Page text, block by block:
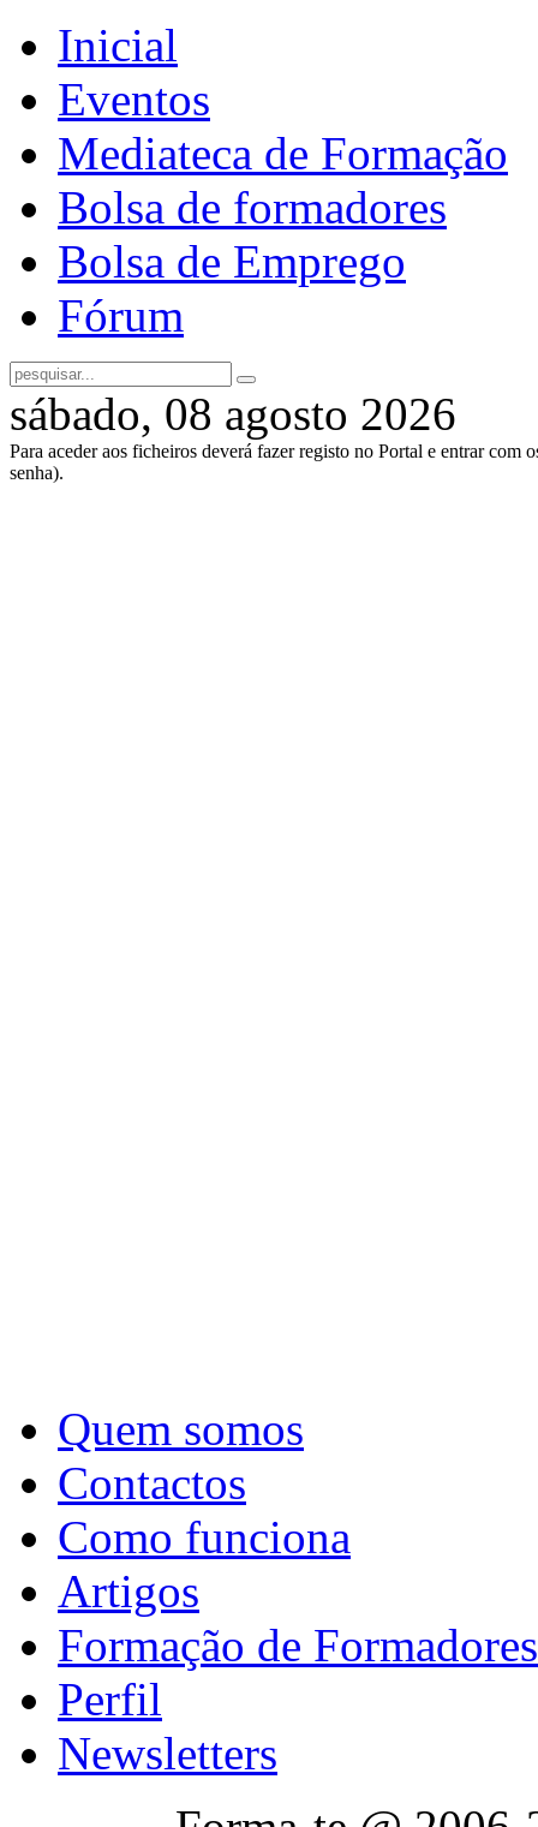
Inicial
Eventos
Mediateca de Formação
Bolsa de formadores
Bolsa de Emprego
Fórum
sábado, 08 agosto 2026
Para aceder aos ficheiros deverá fazer registo no Portal e entrar com
senha).
Quem somos
Contactos
Como funciona
Artigos
Formação de Formadores
Perfil
Newsletters